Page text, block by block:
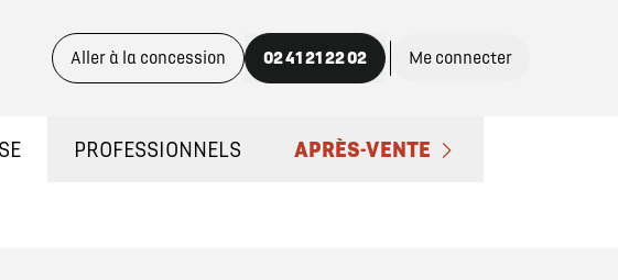
Aller à la concession 02 41 21 22 02 Me connecter
PROFESSIONNELS APRÈS-VENTE